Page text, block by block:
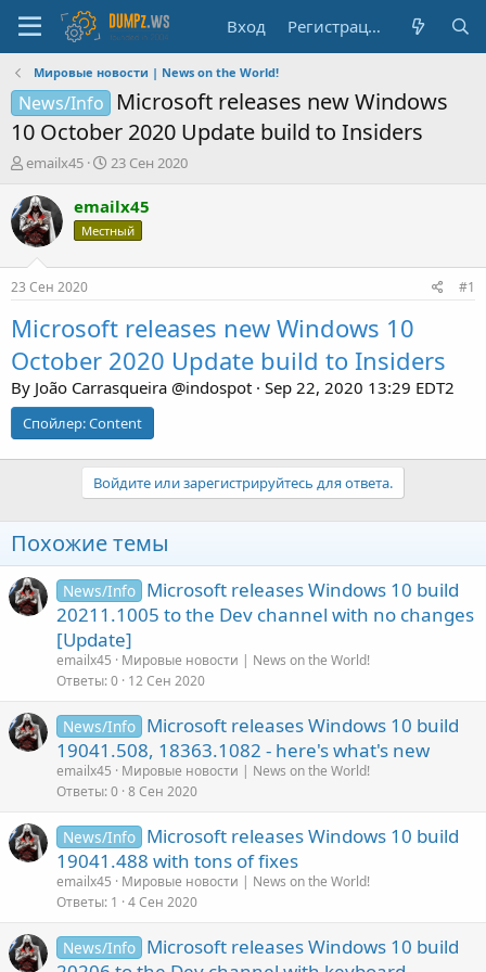
Вход Регистрация
Мировые новости | News on the World!
News/Info
Microsoft releases new Windows
10 October 2020 Update build to Insiders
А
т
о
р
е
м
ы
emailx45
Д
т
а
н
л
а
23 Сен 2020
emailx45
Местный
23 Сен 2020 #1
Microsoft releases new Windows 10
October 2020 Update build to Insiders
By João Carrasqueira @indospot · Sep 22, 2020 13:29 EDT2
Спойлер:Content
Войдите или зарегистрируйтесь для ответа.
Похожие темы
News/Info Microsoft releases Windows 10 build
20211.1005 to the Dev channel with no changes
[Update]
emailx45
Мировые новости | News on the World!
Ответы 0 12 Сен 2020
News/Info Microsoft releases Windows 10 build
19041.508, 18363.1082 - here's what's new
emailx45
Мировые новости | News on the World!
Ответы 0 8 Сен 2020
News/Info Microsoft releases Windows 10 build
19041.488 with tons of fixes
emailx45
Мировые новости | News on the World!
Ответы 1 4 Сен 2020
News/Info Microsoft releases Windows 10 build